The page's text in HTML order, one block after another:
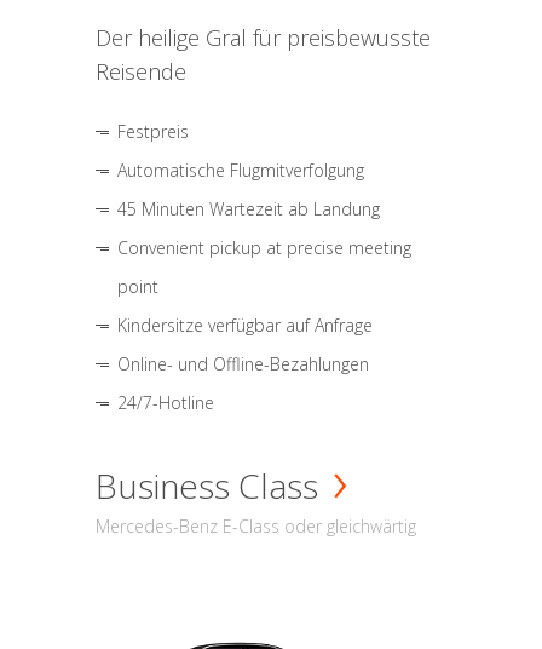
Der heilige Gral für preisbewusste
Reisende
Festpreis
Automatische Flugmitverfolgung
45 Minuten Wartezeit ab Landung
Convenient pickup at precise meeting
point
Kindersitze verfügbar auf Anfrage
Online- und Offline-Bezahlungen
24/7-Hotline
Business Class
Mercedes-Benz E-Class oder gleichwärtig